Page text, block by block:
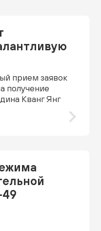
прием заявок
получение
Кванг Янг